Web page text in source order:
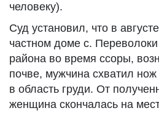
человеку).
Суд установил, что в
частном доме с.
района во время ссоры,
почве, мужчина схватил
в область груди. От
женщина скончалась на